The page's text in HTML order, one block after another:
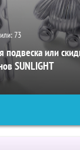
73
подвеска или
SUNLIGHT